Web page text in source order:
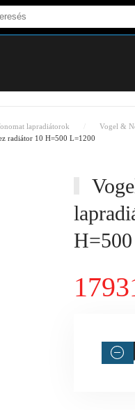
lapradiátorok Vogel &
radiátor 10 H=500 L=1200